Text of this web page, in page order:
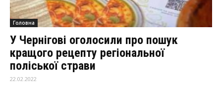
Головна
У Чернігові оголосили про пошук
кращого рецепту регіональної
поліської страви
22.02.2022